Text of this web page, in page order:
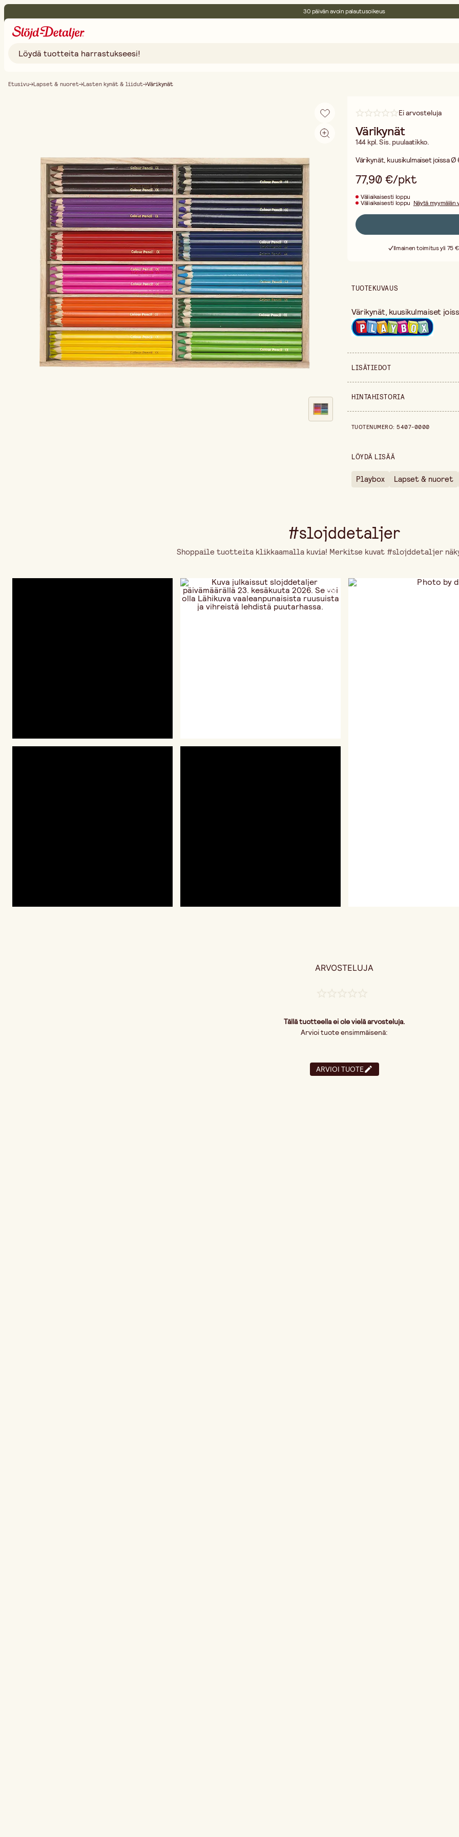
30 päivän avoin palautusoikeus
Etusivu Lapset & nuoret Lasten kynät & liidut Värikynät
Ei arvosteluja
Värikynät
144 kpl. Sis. puulaatikko.
Värikynät, kuusikulmaiset joissa Ø
77,90 €/pkt
Väliaikaisesti loppu
Väliaikaisesti loppu Näytä myymälän
Ilmainen toimitus yli 75
TUOTEKUVAUS
Värikynät, kuusikulmaiset
LISÄTIEDOT
Myyntiyksikkö
Pakkausmäärä
HINTAHISTORIA
TUOTENUMERO:5407-0000
LÖYDÄ LISÄÄ
Playbox Lapset & nuoret
#slojddetaljer
Shoppaile tuotteita klikkaamalla kuvia! Merkitse kuvat #slojddetaljer
ARVOSTELUJA
Tällä tuotteella ei ole vielä arvosteluja.
Arvioi tuote ensimmäisenä:
ARVIOI TUOTE